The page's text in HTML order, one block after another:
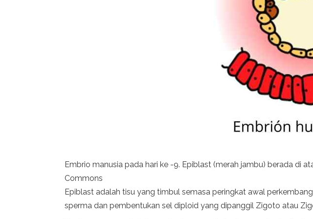
Embrio manusia pada hari ke -9. Epiblast (merah jambu) berada di
Commons
Epiblast adalah tisu yang timbul semasa peringkat awal
sperma dan pembentukan sel diploid yang dipanggil Zigoto atau